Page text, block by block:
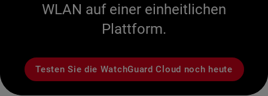
WLAN auf einer einheitlichen
Plattform.
Testen Sie die WatchGuard Cloud noch heute